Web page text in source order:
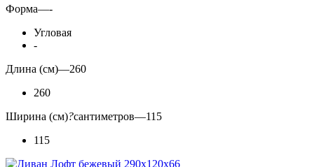
Форма—-
Угловая
-
Длина (см)—260
260
Ширина (см)?сантиметров—115
115